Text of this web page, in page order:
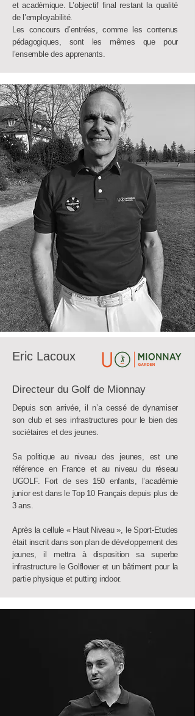
et académique. L’objectif final restant la qualité
de l’employabilité.
Les concours d’entrées, comme les contenus
pédagogiques, sont les mêmes que pour
l’ensemble des apprenants.
Eric Lacoux
Directeur du Golf de Mionnay
Depuis son arrivée, il n’a cessé de dynamiser
son club et ses infrastructures pour le bien des
sociétaires et des jeunes.
Sa politique au niveau des jeunes, est une
référence en France et au niveau du réseau
UGOLF. Fort de ses 150 enfants, l’académie
junior est dans le Top 10 Français depuis plus de
3 ans.
Après la cellule « Haut Niveau », le Sport-Etudes
était inscrit dans son plan de développement des
jeunes, il mettra à disposition sa superbe
infrastructure le Golflower et un bâtiment pour la
partie physique et putting indoor.